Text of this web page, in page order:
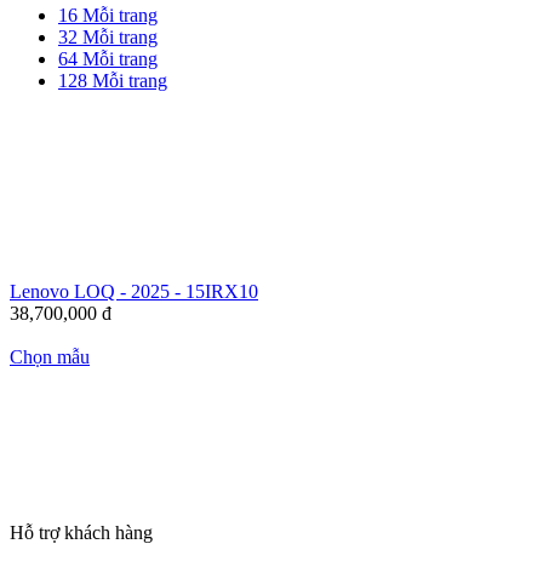
16 Mỗi trang
32 Mỗi trang
64 Mỗi trang
128 Mỗi trang
Lenovo LOQ - 2025 - 15IRX10
38,700,000 đ
Chọn mẫu
Hỗ trợ khách hàng